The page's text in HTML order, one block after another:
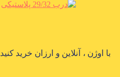
با اوژن ، آنلاین و ارزان خرید کنید